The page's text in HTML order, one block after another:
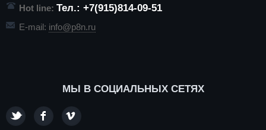
Hot line: Тел.: +7(915)814-09-51
E-mail: info@p8n.ru
МЫ В СОЦИАЛЬНЫХ СЕТЯХ